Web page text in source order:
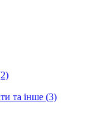
та інше (3)